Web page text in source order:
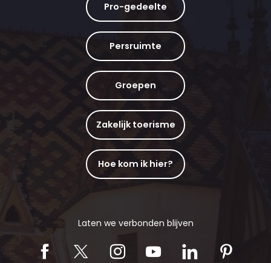
Pro-gedeelte
Persruimte
Groepen
Zakelijk toerisme
Hoe kom ik hier?
Laten we verbonden blijven